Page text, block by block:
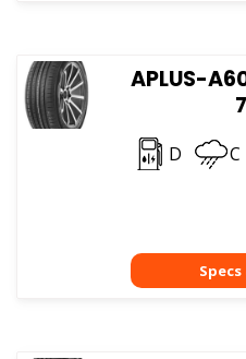
APLUS-
D C